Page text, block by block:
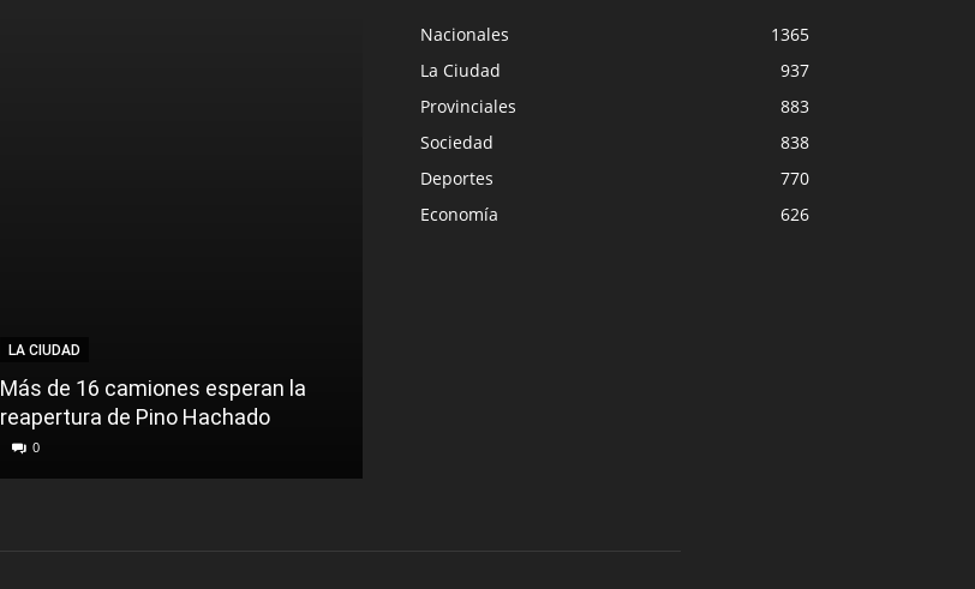
LA CIUDAD
Más de 16 camiones esperan la
reapertura de Pino Hachado
0
Nacionales
1365
La Ciudad
937
Provinciales
883
Sociedad
838
Deportes
770
Economía
626